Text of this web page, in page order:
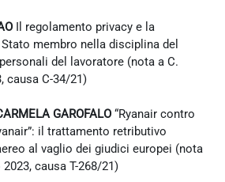
Il regolamento privacy e la
membro nella disciplina del
del lavoratore (nota a C.
causa C-34/21)
GAROFALO “Ryanair contro
il trattamento retributivo
al vaglio dei giudici europei (nota
causa T-268/21)